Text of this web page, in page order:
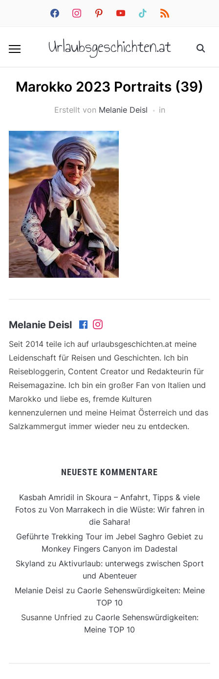
facebookinstagrampinterestyoutube tiktok rss
Urlaubsgeschichten.at
Marokko 2023 Portraits (39)
Erstellt von Melanie Deisl in
Melanie Deisl
Seit 2014 teile ich auf urlaubsgeschichten.at meine
Leidenschaft für Reisen und Geschichten. Ich bin
Reisebloggerin, Content Creator und Redakteurin für
Reisemagazine. Ich bin ein großer Fan von Italien und
Marokko und liebe es, fremde Kulturen
kennenzulernen und meine Heimat Österreich und das
Salzkammergut immer wieder neu zu entdecken.
NEUESTE KOMMENTARE
Kasbah Amridil in Skoura – Anfahrt, Tipps & viele
Fotoszu Von Marrakech in die Wüste: Wir fahren in
die Sahara!
Geführte Trekking Tour im Jebel Saghro Gebiet zu
Monkey Fingers Canyon im Dadestal
Skyland zu Aktivurlaub: unterwegs zwischen Sport
und Abenteuer
Melanie Deisl zu Caorle Sehenswürdigkeiten: Meine
TOP 10
Susanne Unfried zu Caorle Sehenswürdigkeiten:
Meine TOP 10